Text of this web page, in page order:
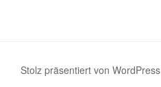
Stolz präsentiert von WordPress